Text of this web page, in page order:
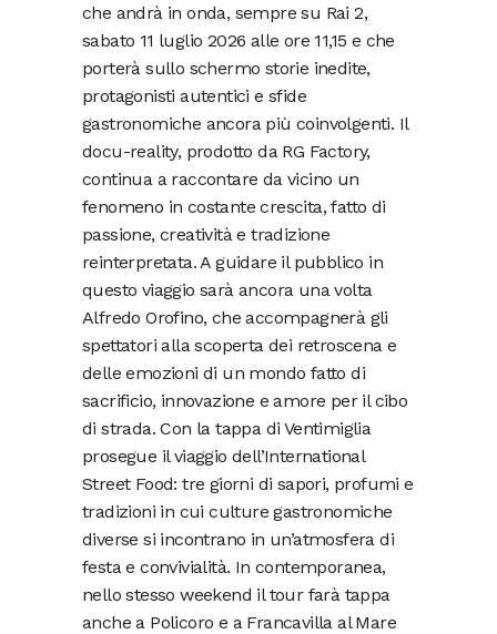
che andrà in onda, sempre su Rai 2,
sabato 11 luglio 2026 alle ore 11,15 e che
porterà sullo schermo storie inedite,
protagonisti autentici e sfide
gastronomiche ancora più coinvolgenti. Il
docu-reality, prodotto da RG Factory,
continua a raccontare da vicino un
fenomeno in costante crescita, fatto di
passione, creatività e tradizione
reinterpretata. A guidare il pubblico in
questo viaggio sarà ancora una volta
Alfredo Orofino, che accompagnerà gli
spettatori alla scoperta dei retroscena e
delle emozioni di un mondo fatto di
sacrificio, innovazione e amore per il cibo
di strada. Con la tappa di Ventimiglia
prosegue il viaggio dell’International
Street Food: tre giorni di sapori, profumi e
tradizioni in cui culture gastronomiche
diverse si incontrano in un’atmosfera di
festa e convivialità. In contemporanea,
nello stesso weekend il tour farà tappa
anche a Policoro e a Francavilla al Mare